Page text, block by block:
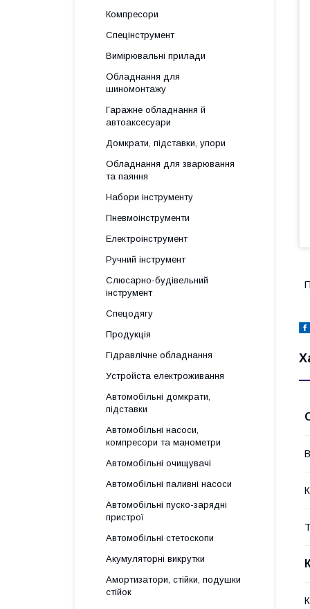
Компресори
Спецінструмент
Вимірювальні прилади
Обладнання для
шиномонтажу
Гаражне обладнання й
автоаксесуари
Домкрати, підставки, упори
Обладнання для зварювання
та паяння
Набори інструменту
Пневмоінструменти
Електроінструмент
Ручний інструмент
Слюсарно-будівельний
інструмент
Спецодягу
Продукція
Гідравлічне обладнання
Уcтpoйстa елeктpoживання
Автомобільні домкрати,
підставки
Автомобільні насоси,
компресори та манометри
Автомобільні очищувачі
Автомобільні паливні насоси
Автомобільні пуско-зарядні
пристрої
Автомобільні стетоскопи
Акумуляторні викрутки
Амортизатори, стійки, подушки
стійок